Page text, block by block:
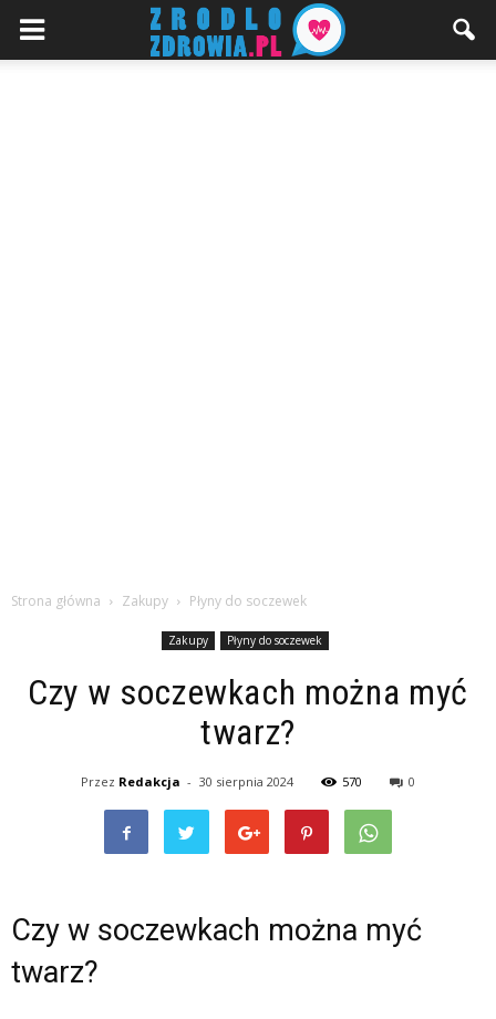
Strona główna Zakupy Płyny do soczewek
Zakupy Płyny do soczewek
Czy w soczewkach można myć
twarz?
Przez Redakcja - 30 sierpnia 2024 570 0
Czy w soczewkach można myć
twarz?